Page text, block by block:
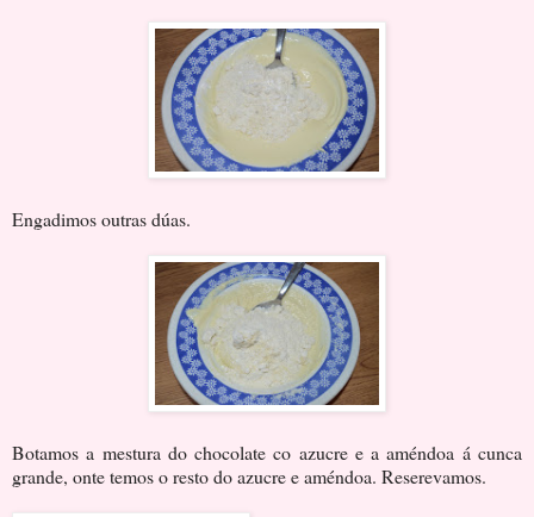
Engadimos outras dúas.
Botamos a mestura do chocolate co azucre e a améndoa á cunca
grande, onte temos o resto do azucre e améndoa. Reserevamos.